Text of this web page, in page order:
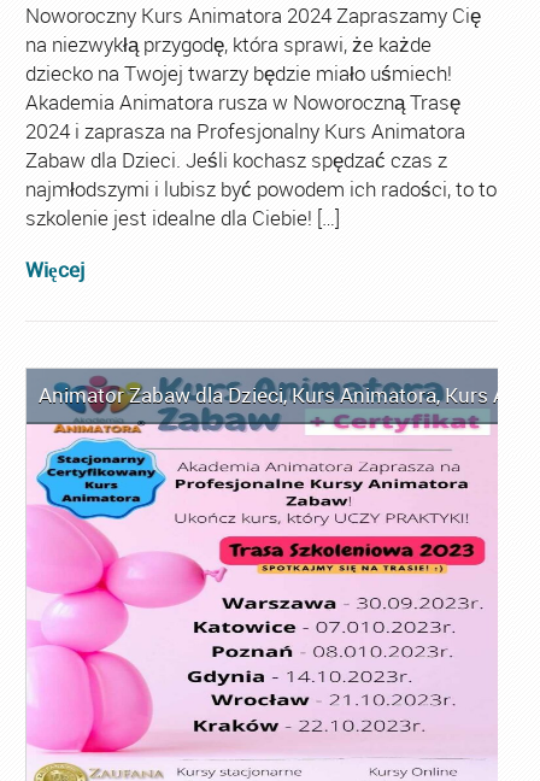
Noworoczny Kurs Animatora 2024 Zapraszamy Cię
na niezwykłą przygodę, która sprawi, że każde
dziecko na Twojej twarzy będzie miało uśmiech!
Akademia Animatora rusza w Noworoczną Trasę
2024 i zaprasza na Profesjonalny Kurs Animatora
Zabaw dla Dzieci. Jeśli kochasz spędzać czas z
najmłodszymi i lubisz być powodem ich radości, to to
szkolenie jest idealne dla Ciebie! […]
Więcej
Animator Zabaw dla Dzieci,Kurs Animatora,Kurs